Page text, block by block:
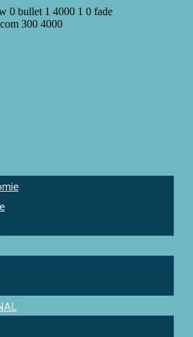
0 bullet 1 4000 1 0 fade
300 4000